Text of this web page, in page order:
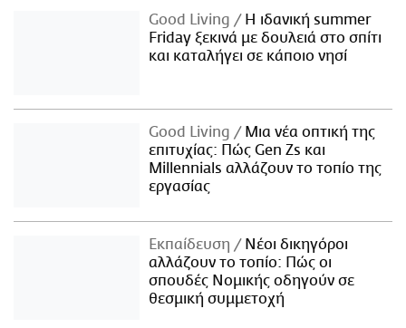
Good Living
Η ιδανική summer
Friday ξεκινά με δουλειά στο σπίτι
και καταλήγει σε κάποιο νησί
Good Living
Μια νέα οπτική της
επιτυχίας: Πώς Gen Zs και
Millennials αλλάζουν το τοπίο της
εργασίας
Εκπαίδευση
Νέοι δικηγόροι
αλλάζουν το τοπίο: Πώς οι
σπουδές Νομικής οδηγούν σε
θεσμική συμμετοχή